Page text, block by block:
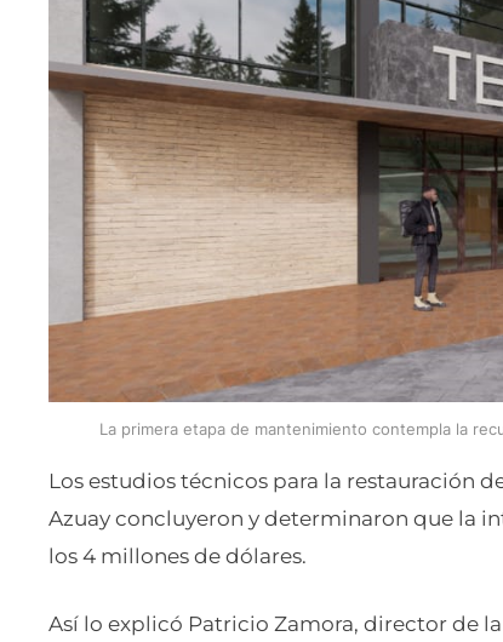
La primera etapa de mantenimiento contempla la
Los estudios técnicos para la restauración
Azuay concluyeron y determinaron que la
los 4 millones de dólares.
Así lo explicó Patricio Zamora, director de